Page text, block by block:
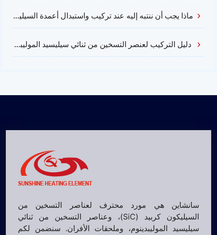
ماذا يجب أن ننتبه إليه عند تركيب واستبدال أعمدة السيليكون كربيد؟
دليل التركيب لعنصر التسخين من ثنائي سيليسيد الموليبدينوم (MOSI2)
سانشاين هي مورد محترف لعناصر التسخين من
السيليكون كربيد (SiC)، وعناصر التسخين من ثنائي
سيليسيد الموليبدينوم، وملحقات الأفران. سنضمن لكم